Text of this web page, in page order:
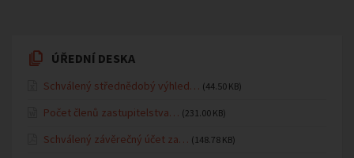
ÚŘEDNÍ DESKA
Schválený střednědobý výhled… (44.50 KB)
Počet členů zastupitelstva… (231.00 KB)
Schválený závěrečný účet za… (148.78 KB)